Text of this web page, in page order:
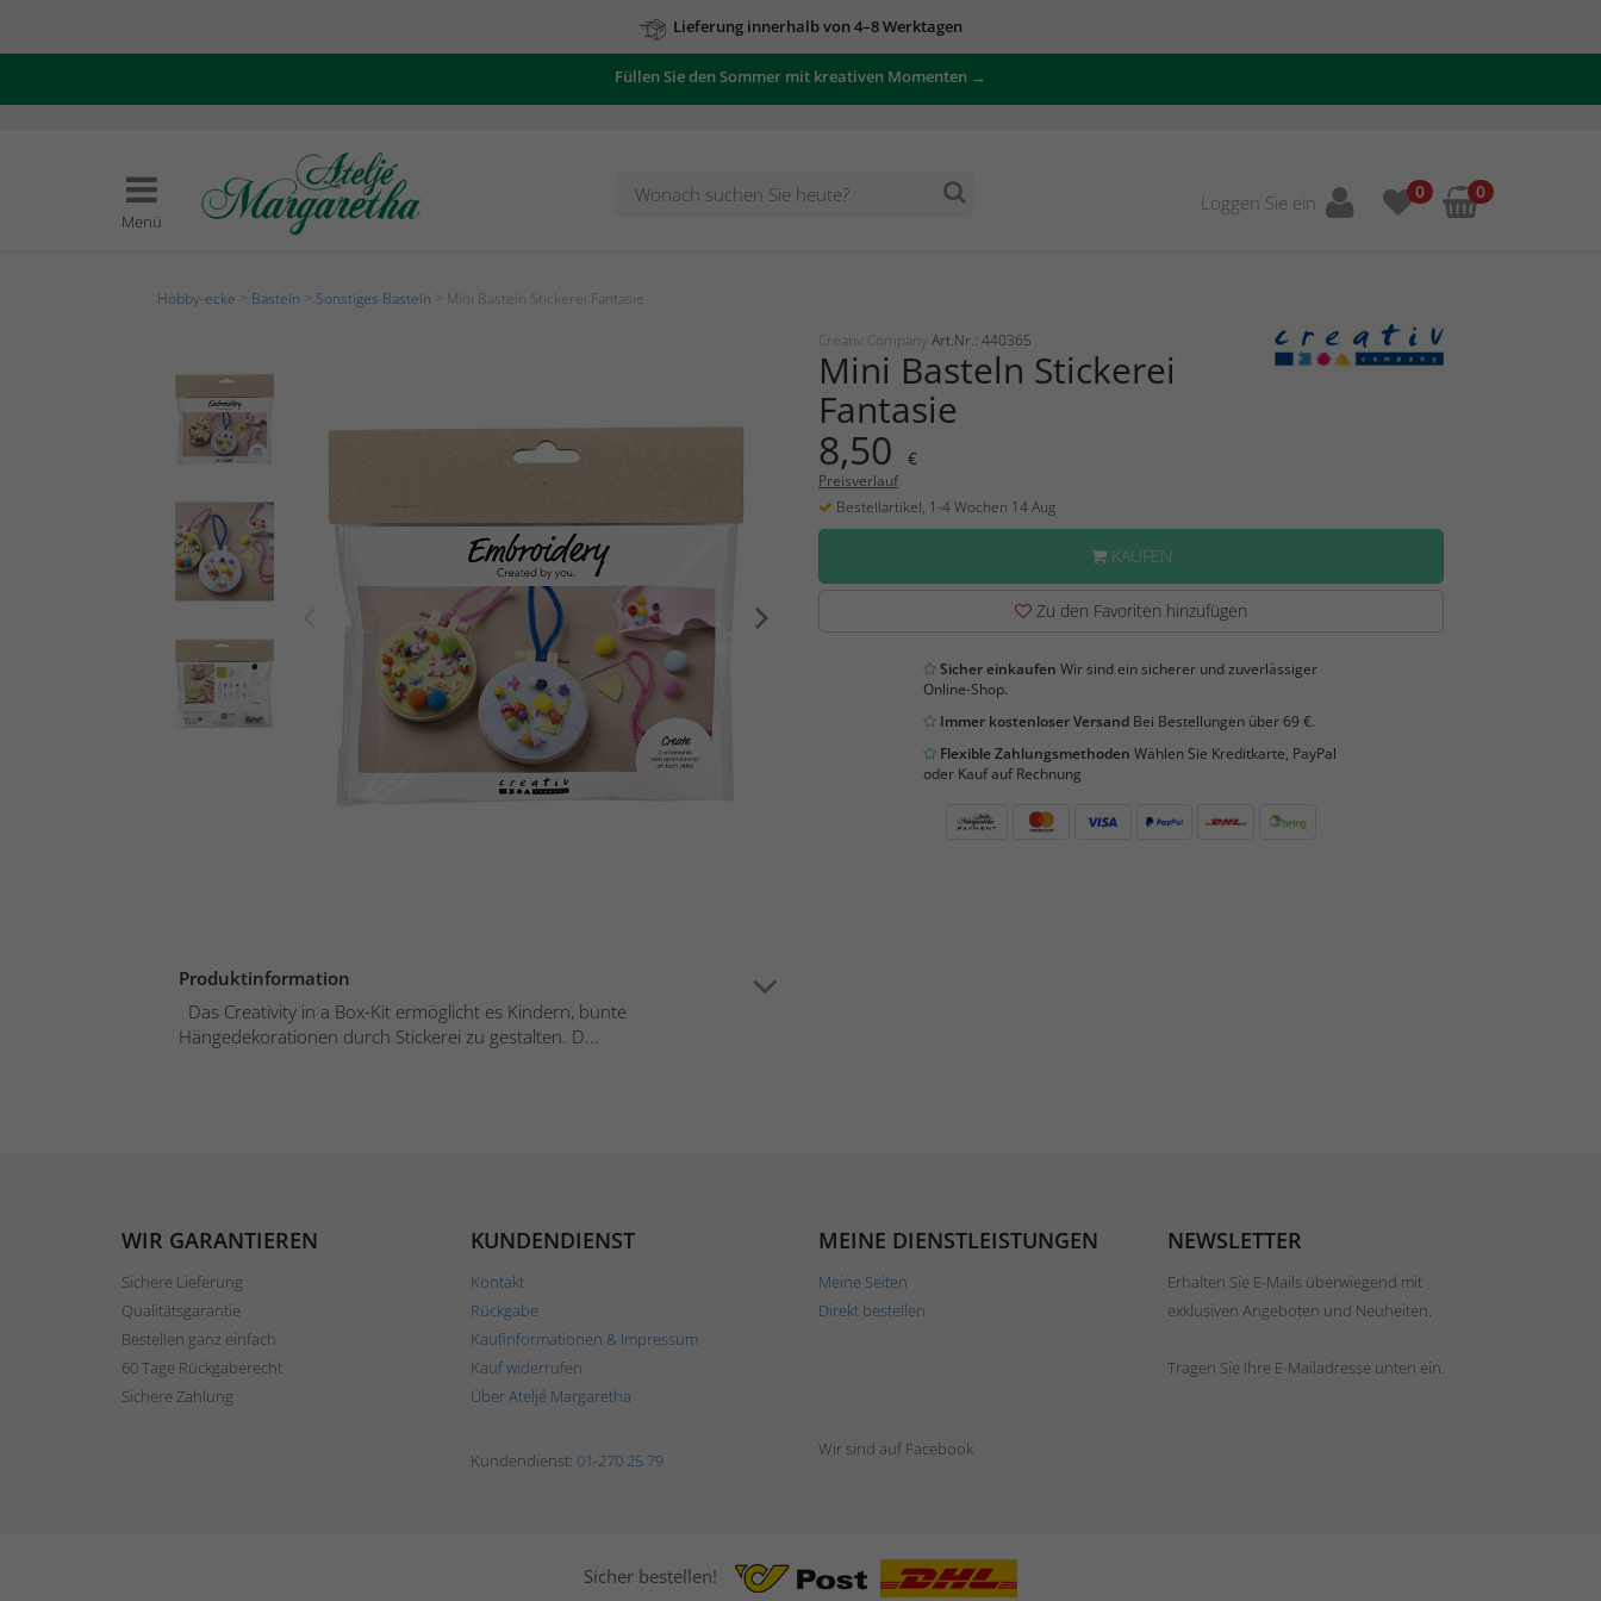
Lieferung innerhalb von 4–8 Werktagen
Füllen Sie den Sommer mit kreativen Momenten →
Menü
Loggen Sie ein 0 0
Hobby-ecke Basteln Sonstiges Basteln > Mini Basteln Stickerei Fantasie
Produktinformation
Das Creativity in a Box-Kit ermöglicht es Kindern, bunte
Hängedekorationen durch Stickerei zu gestalten. D...
Creativ Company Art.Nr.: 440365
Mini Basteln Stickerei
Fantasie
8,50 €
Preisverlauf
Bestellartikel, 1-4 Wochen 14 Aug
KAUFEN
Zu den Favoriten hinzufügen
Sicher einkaufen Wir sind ein sicherer und zuverlässiger
Online-Shop.
Immer kostenloser VersandBei Bestellungen über 69 €.
Flexible Zahlungsmethoden Wählen Sie Kreditkarte, PayPal
oder Kauf auf Rechnung
WIR GARANTIEREN
Sichere Lieferung
Qualitätsgarantie
Bestellen ganz einfach
60 Tage Rückgaberecht
Sichere Zahlung
KUNDENDIENST
Kontakt
Rückgabe
Kaufinformationen & Impressum
Kauf widerrufen
Über Ateljé Margaretha
MEINE DIENSTLEISTUNGEN
Meine Seiten
Direkt bestellen
NEWSLETTER
Erhalten Sie E-Mails überwiegend mit
exklusiven Angeboten und Neuheiten.
Tragen Sie Ihre E-Mailadresse unten ein.
Kundendienst: 01-270 25 79
Wir sind auf Facebook
Sicher bestellen!